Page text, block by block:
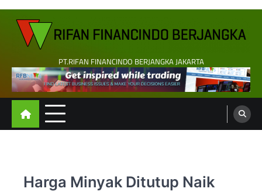
Skip
content
PT.RIFAN FINANCINDO BERJANGKA JAKARTA
Harga Minyak Ditutup Naik